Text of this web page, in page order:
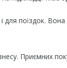
для поїздок. Вона
Приємних